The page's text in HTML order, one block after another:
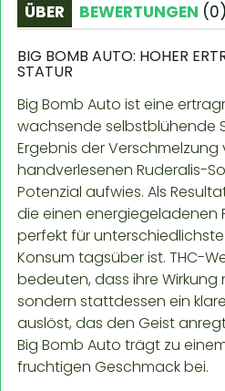
ÜBER BEWERTUNGEN (0)
BIG BOMB AUTO: HOHER
STATUR
Big Bomb Auto ist eine
wachsende selbstblühende
Ergebnis der
handverlesenen Ruderalis-
Potenzial aufwies. Als
die einen energiegeladenen
perfekt für
Konsum tagsüber ist. THC-
bedeuten, dass ihre
sondern stattdessen ein
auslöst, das den Geist
Big Bomb Auto trägt zu
fruchtigen Geschmack bei.